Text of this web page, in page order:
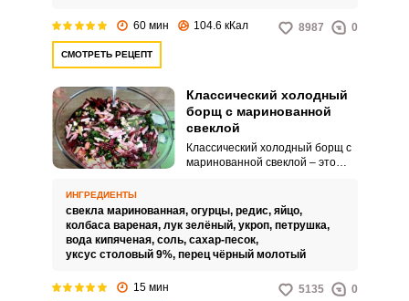
60 мин 104.6 кКал 8987 0
СМОТРЕТЬ РЕЦЕПТ
Классический холодный
борщ с маринованной
свеклой
Классический холодный борщ с
маринованной свеклой – это
называют «холодником», что
дает понять природу супа, так
как он готовится и подается
холодным. В знойный летний
блюдом полным летних
ИНГРЕДИЕНТЫ
свекла маринованная, огурцы, редис, яйцо,
колбаса вареная, лук зелёный, укроп, петрушка,
вода кипяченая, соль, сахар-песок,
уксус столовый 9%, перец чёрный молотый
15 мин 5135 0